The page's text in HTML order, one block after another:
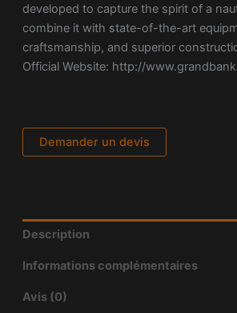
developed to capture the spirit of a
combine it with state-of-the-art
craftsmanship, and superior
Official Website: http://
Demander un devis
Description
Informations complémentaires
Avis (0)